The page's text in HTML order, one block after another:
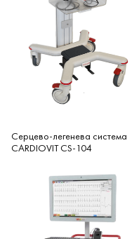
Серцево-легенева система
CARDIOVIT CS-104